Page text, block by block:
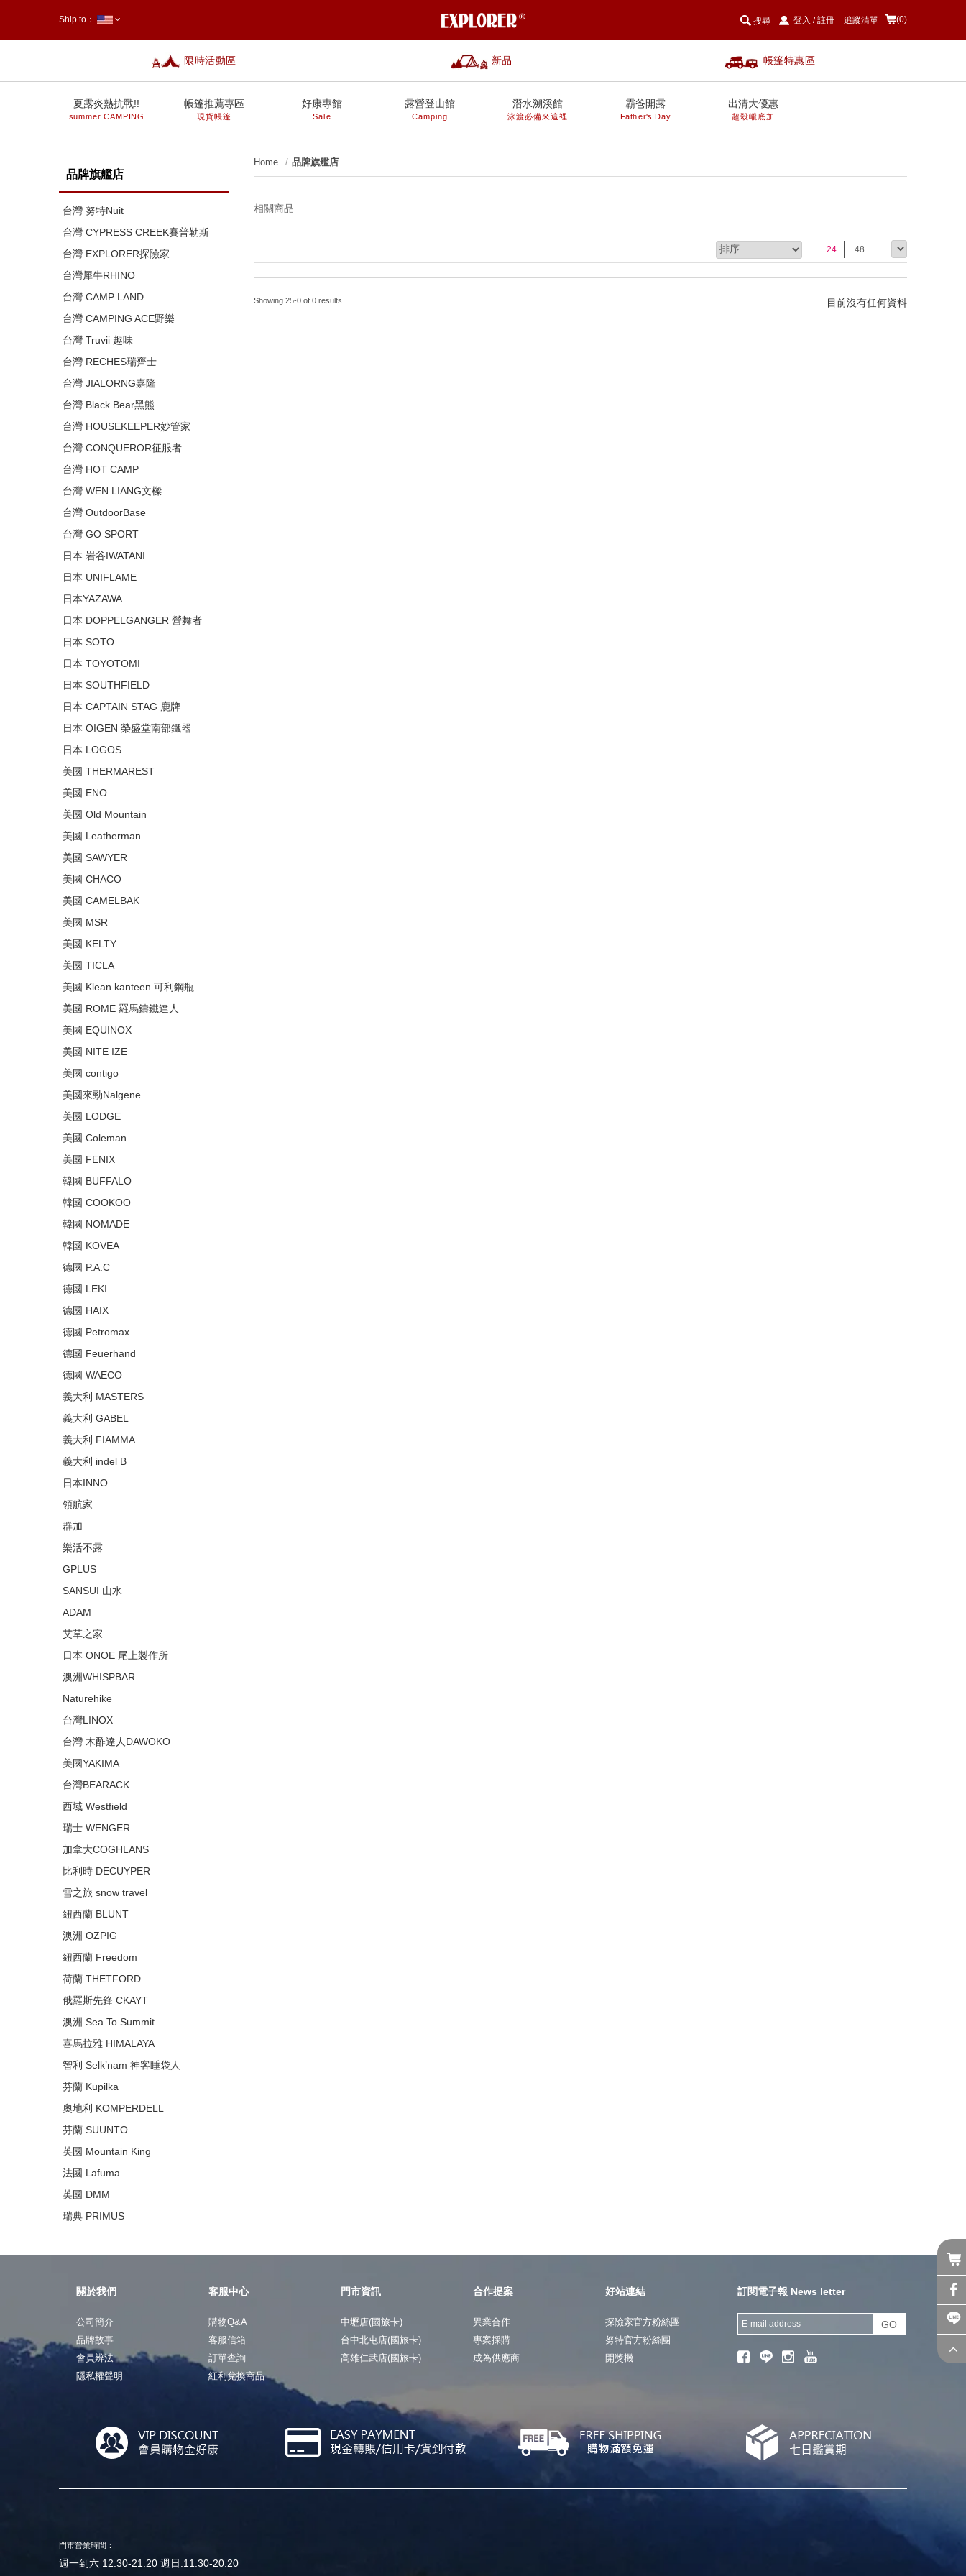
(0)
登入 / 註冊 追蹤清單
限時活動區 新品 帳篷特惠區
Ship to： 搜尋
夏露炎熱抗戰!!
summer CAMPING
帳篷推薦專區
現貨帳篷
好康專館
Sale
露營登山館
Camping
潛水溯溪館
泳渡必備來這裡
霸爸開露
Father's Day
出清大優惠
超殺巄底加
品牌旗艦店
台灣 努特Nuit
台灣 CYPRESS CREEK賽普勒斯
台灣 EXPLORER探險家
台灣犀牛RHINO
台灣 CAMP LAND
台灣 CAMPING ACE野樂
台灣 Truvii 趣味
台灣 RECHES瑞齊士
台灣 JIALORNG嘉隆
台灣 Black Bear黑熊
台灣 HOUSEKEEPER妙管家
台灣 CONQUEROR征服者
台灣 HOT CAMP
台灣 WEN LIANG文樑
台灣 OutdoorBase
台灣 GO SPORT
日本 岩谷IWATANI
日本 UNIFLAME
日本YAZAWA
日本 DOPPELGANGER 營舞者
日本 SOTO
日本 TOYOTOMI
日本 SOUTHFIELD
日本 CAPTAIN STAG 鹿牌
日本 OIGEN 榮盛堂南部鐵器
日本 LOGOS
美國 THERMAREST
美國 ENO
美國 Old Mountain
美國 Leatherman
美國 SAWYER
美國 CHACO
美國 CAMELBAK
美國 MSR
美國 KELTY
美國 TICLA
美國 Klean kanteen 可利鋼瓶
美國 ROME 羅馬鑄鐵達人
美國 EQUINOX
美國 NITE IZE
美國 contigo
美國來勁Nalgene
美國 LODGE
美國 Coleman
美國 FENIX
韓國 BUFFALO
韓國 COOKOO
韓國 NOMADE
韓國 KOVEA
德國 P.A.C
德國 LEKI
德國 HAIX
德國 Petromax
德國 Feuerhand
德國 WAECO
義大利 MASTERS
義大利 GABEL
義大利 FIAMMA
義大利 indel B
日本INNO
領航家
群加
樂活不露
GPLUS
SANSUI 山水
ADAM
艾草之家
日本 ONOE 尾上製作所
澳洲WHISPBAR
Naturehike
台灣LINOX
台灣 木酢達人DAWOKO
美國YAKIMA
台灣BEARACK
西域 Westfield
瑞士 WENGER
加拿大COGHLANS
比利時 DECUYPER
雪之旅 snow travel
紐西蘭 BLUNT
澳洲 OZPIG
紐西蘭 Freedom
荷蘭 THETFORD
俄羅斯先鋒 CKAYT
澳洲 Sea To Summit
喜馬拉雅 HIMALAYA
智利 Selk’nam 神客睡袋人
芬蘭 Kupilka
奧地利 KOMPERDELL
芬蘭 SUUNTO
英國 Mountain King
法國 Lafuma
英國 DMM
瑞典 PRIMUS
Home 品牌旗艦店
相關商品
24 48
Showing 25-0 of 0 results 目前沒有任何資料
關於我們
公司簡介
品牌故事
會員辨法
隱私權聲明
客服中心
購物Q&A
客服信箱
訂單查詢
紅利兌換商品
門市資訊
中壢店(國旅卡)
台中北屯店(國旅卡)
高雄仁武店(國旅卡)
合作提案
異業合作
專案採購
成為供應商
好站連結
探險家官方粉絲團
努特官方粉絲團
開獎機
訂閱電子報 News letter
GO
門市營業時間：
週一到六 12:30-21:20 週日:11:30-20:20